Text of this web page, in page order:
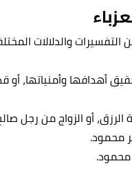
والدلالات
أهدافها وأمنياتها، أو
أو الزواج من رجل
محمود.
محمود.